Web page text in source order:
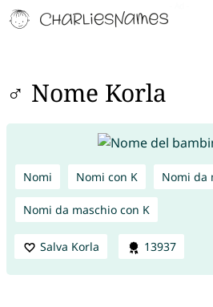
♂ Nome Korla
Nomi Nomi con K Nomi da
Nomi da maschio con K
Salva Korla 13937